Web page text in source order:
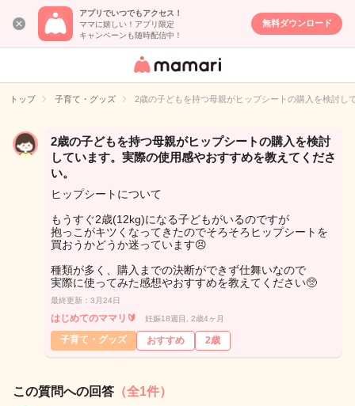
アプリでいつでもアクセス！
ママに嬉しい！アプリ限定
キャンペーンも随時配信中！
無料ダウンロード
女性専用匿名QA
イト
トップ 子育て・グッズ 2歳の子どもを持つ母親がヒップシートの購入を検討
2歳の子どもを持つ母親がヒップシートの購入を検討
しています。実際の使用感やおすすめを教えてくださ
い。
ヒップシートについて
もうすぐ2歳(12kg)になる子どもがいるのですが
抱っこがキツくなってきたのでそろそろヒップシートを
買おうかどうか迷っています😣
種類が多く、購入までの決断ができず仕舞いなので
実際に使ってみた感想やおすすめを教えてください🥺
最終更新：3月24日
はじめてのママリ🔰 妊娠18週目, 2歳4ヶ月
子育て・グッズ おすすめ 2歳
この質問への回答 （全1件）